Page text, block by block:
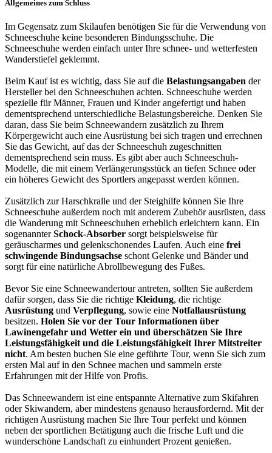
Allgemeines zum Schluss
Im Gegensatz zum Skilaufen benötigen Sie für die Verwendung von
Schneeschuhe keine besonderen Bindungsschuhe. Die
Schneeschuhe werden einfach unter Ihre schnee- und wetterfesten
Wanderstiefel geklemmt.
Beim Kauf ist es wichtig, dass Sie auf die Belastungsangaben der
Hersteller bei den Schneeschuhen achten. Schneeschuhe werden
spezielle für Männer, Frauen und Kinder angefertigt und haben
dementsprechend unterschiedliche Belastungsbereiche. Denken Sie
daran, dass Sie beim Schneewandern zusätzlich zu Ihrem
Körpergewicht auch eine Ausrüstung bei sich tragen und errechnen
Sie das Gewicht, auf das der Schneeschuh zugeschnitten
dementsprechend sein muss. Es gibt aber auch Schneeschuh-
Modelle, die mit einem Verlängerungsstück an tiefen Schnee oder
ein höheres Gewicht des Sportlers angepasst werden können.
Zusätzlich zur Harschkralle und der Steighilfe können Sie Ihre
Schneeschuhe außerdem noch mit anderem Zubehör ausrüsten, dass
die Wanderung mit Schneeschuhen erheblich erleichtern kann. Ein
sogenannterSchock-Absorber sorgt beispielsweise für
geräuscharmes und gelenkschonendes Laufen. Auch eine frei
schwingende Bindungsachse schont Gelenke und Bänder und
sorgt für eine natürliche Abrollbewegung des Fußes.
Bevor Sie eine Schneewandertour antreten, sollten Sie außerdem
dafür sorgen, dass Sie die richtige Kleidung, die richtige
Ausrüstung und Verpflegung, sowie eine Notfallausrüstung
besitzen. Holen Sie vor der Tour Informationen über
Lawinengefahr und Wetter ein und überschätzen Sie Ihre
Leistungsfähigkeit und die Leistungsfähigkeit Ihrer Mitstreiter
nicht. Am besten buchen Sie eine geführte Tour, wenn Sie sich zum
ersten Mal auf in den Schnee machen und sammeln erste
Erfahrungen mit der Hilfe von Profis.
Das Schneewandern ist eine entspannte Alternative zum Skifahren
oder Skiwandern, aber mindestens genauso herausfordernd. Mit der
richtigen Ausrüstung machen Sie Ihre Tour perfekt und können
neben der sportlichen Betätigung auch die frische Luft und die
wunderschöne Landschaft zu einhundert Prozent genießen.